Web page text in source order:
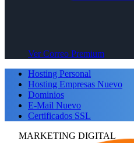
Ver Correo Premium
Hosting Personal
Hosting Empresas Nuevo
Dominios
E-Mail Nuevo
Certificados SSL
MARKETING DIGITAL